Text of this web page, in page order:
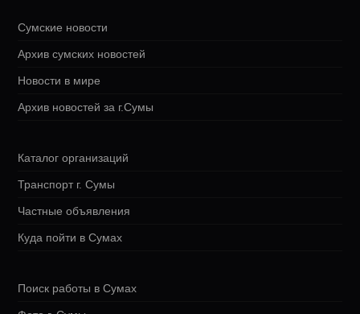
Сумские новости
Архив сумских новостей
Новости в мире
Архив новостей за г.Сумы
Каталог организаций
Транспорт г. Сумы
Частные объявления
Куда пойти в Сумах
Поиск работы в Сумах